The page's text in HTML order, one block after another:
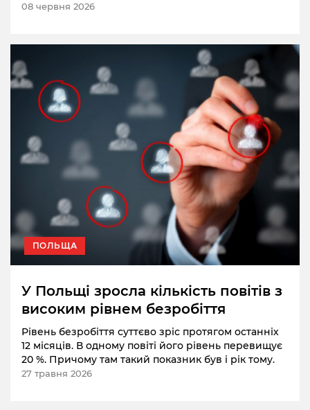
08 червня 2026
ПОЛЬЩА
У Польщі зросла кількість повітів з
високим рівнем безробіття
Рівень безробіття суттєво зріс протягом останніх
12 місяців. В одному повіті його рівень перевищує
20 %. Причому там такий показник був і рік тому.
27 травня 2026